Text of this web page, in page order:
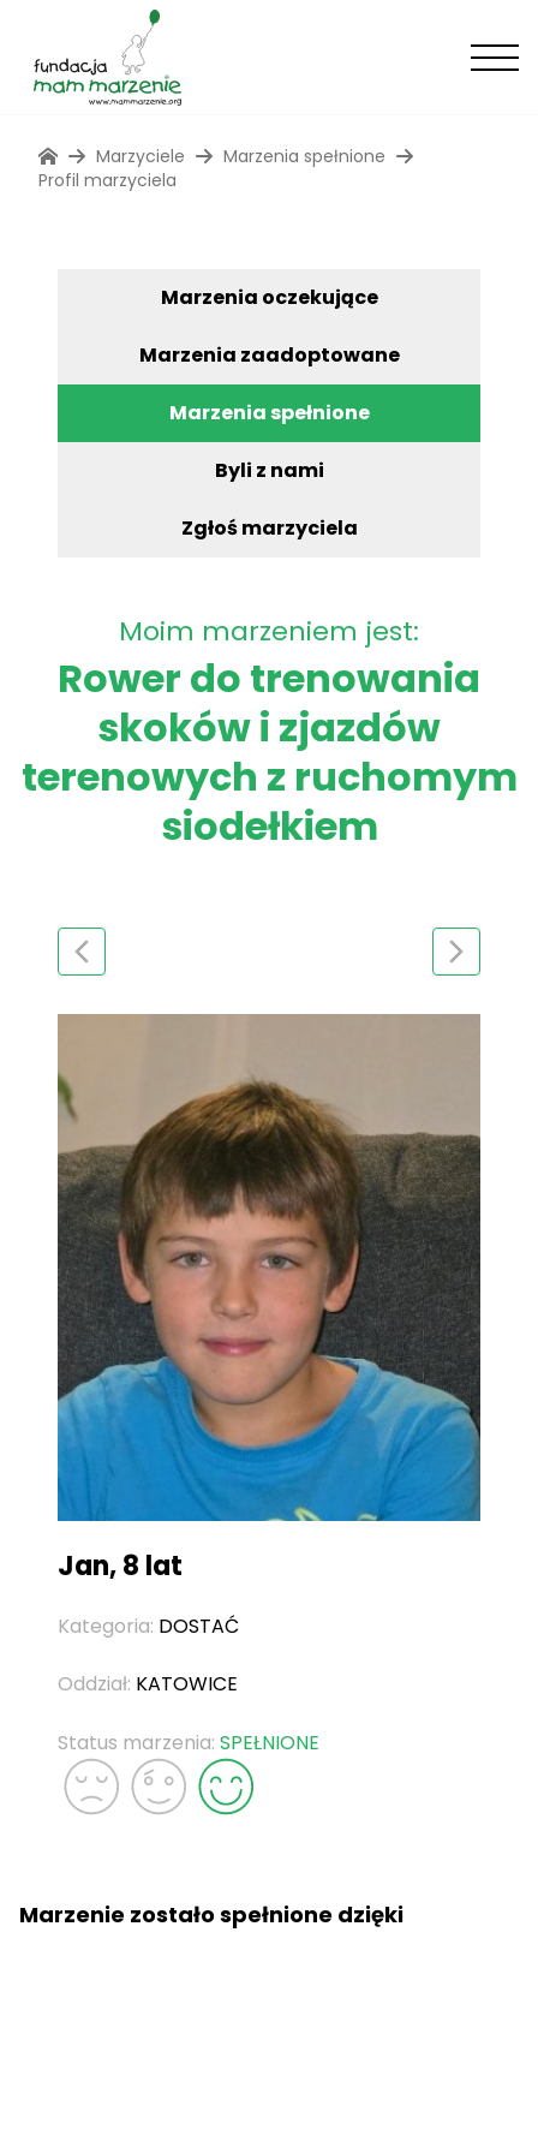
Marzyciele
Marzenia spełnione
Profil marzyciela
Marzenia oczekujące
Marzenia zaadoptowane
Marzenia spełnione
Byli z nami
Zgłoś marzyciela
Moim marzeniem jest:
Rower do trenowania
skoków i zjazdów
terenowych z ruchomym
siodełkiem
Jan, 8 lat
Kategoria: DOSTAĆ
Oddział: KATOWICE
Status marzenia: SPEŁNIONE
Marzenie zostało spełnione dzięki